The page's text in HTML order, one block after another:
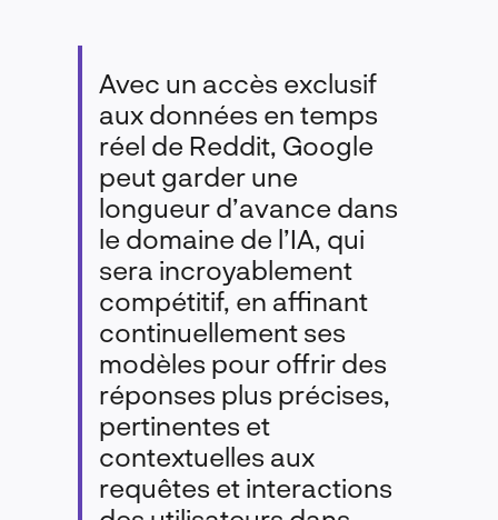
Avec un accès exclusif
aux données en temps
réel de Reddit, Google
peut garder une
longueur d’avance dans
le domaine de l’IA, qui
sera incroyablement
compétitif, en affinant
continuellement ses
modèles pour offrir des
réponses plus précises,
pertinentes et
contextuelles aux
requêtes et interactions